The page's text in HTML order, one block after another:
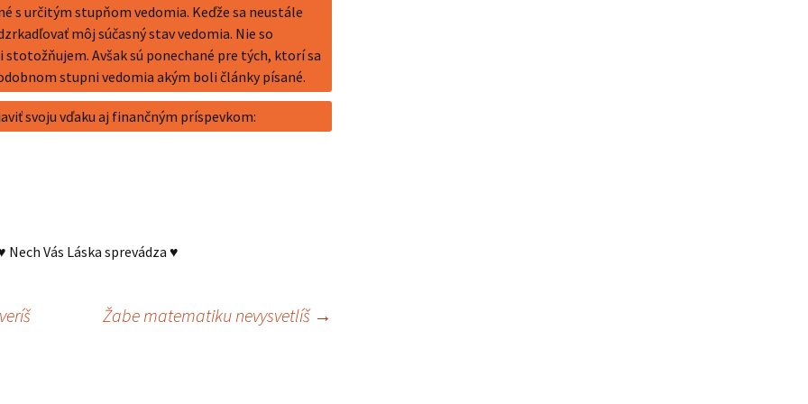
s určitým stupňom vedomia. Keďže sa neustále
môj súčasný stav vedomia. Nie so
Avšak sú ponechané pre tých, ktorí sa
stupni vedomia akým boli články písané.
svoju vďaku aj finančným príspevkom:
Vás Láska sprevádza ♥
Žabe matematiku nevysvetlíš →